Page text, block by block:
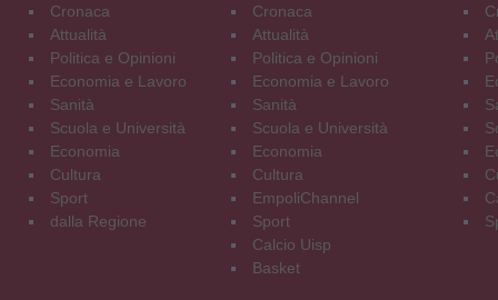
Cronaca
Attualità
Politica e Opinioni
Economia e Lavoro
Sanità
Scuola e Università
Economia
Cultura
Sport
dalla Regione
Cronaca
Attualità
Politica e Opinioni
Economia e Lavoro
Sanità
Scuola e Università
Economia
Cultura
EmpoliChannel
Sport
Calcio Uisp
Basket